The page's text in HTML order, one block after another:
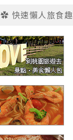
✿ 快速懶人旅食趣